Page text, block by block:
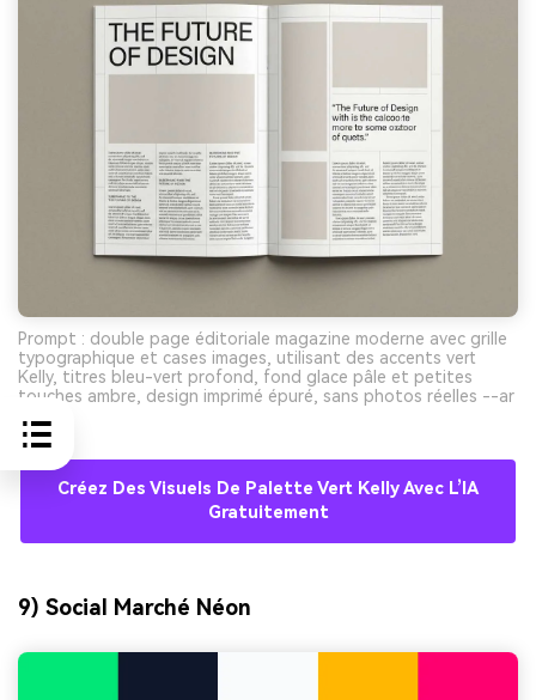
Prompt : double page éditoriale magazine moderne avec grille
typographique et cases images, utilisant des accents vert
Kelly, titres bleu-vert profond, fond glace pâle et petites
touches ambre, design imprimé épuré, sans photos réelles --ar
Créez Des Visuels De Palette Vert Kelly Avec L’IA
Gratuitement
9) Social Marché Néon